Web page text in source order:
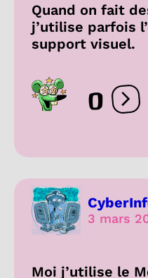
Quand on fait
j’utilise parfois
support visuel.
0
3 mars
Moi j’utilise le